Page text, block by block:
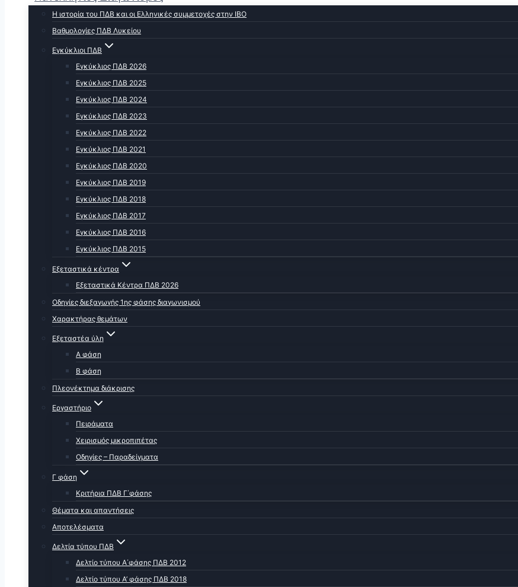
Η ιστορία του ΠΔΒ και οι Ελληνικές συμμετοχές στην ΙΒΟ
Βαθμολογίες ΠΔΒ Λυκείου
Εγκύκλιοι ΠΔΒ
Εγκύκλιος ΠΔΒ 2026
Εγκύκλιος ΠΔΒ 2025
Εγκύκλιος ΠΔΒ 2024
Εγκύκλιος ΠΔΒ 2023
Εγκύκλιος ΠΔΒ 2022
Εγκύκλιος ΠΔΒ 2021
Εγκύκλιος ΠΔΒ 2020
Εγκύκλιος ΠΔΒ 2019
Εγκύκλιος ΠΔΒ 2018
Εγκύκλιος ΠΔΒ 2017
Εγκύκλιος ΠΔΒ 2016
Εγκύκλιος ΠΔΒ 2015
Εξεταστικά κέντρα
Εξεταστικά Κέντρα ΠΔΒ 2026
Οδηγίες διεξαγωγής 1ης φάσης διαγωνισμού
Χαρακτήρας θεμάτων
Εξεταστέα ύλη
Α φάση
Β φάση
Πλεονέκτημα διάκρισης
Εργαστήριο
Πειράματα
Χειρισμός μικροπιπέτας
Οδηγίες – Παραδείγματα
Γ φάση
Κριτήρια ΠΔΒ Γ΄φάσης
Θέματα και απαντήσεις
Αποτελέσματα
Δελτία τύπου ΠΔΒ
Δελτίο τύπου Α΄φάσης ΠΔΒ 2012
Δελτίο τύπου Α’ φάσης ΠΔΒ 2018